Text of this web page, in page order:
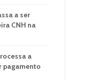
a ser
CNH na
a
pagamento